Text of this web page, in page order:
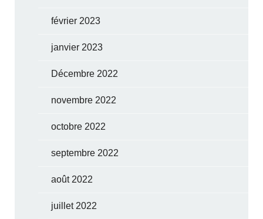
février 2023
janvier 2023
Décembre 2022
novembre 2022
octobre 2022
septembre 2022
août 2022
juillet 2022